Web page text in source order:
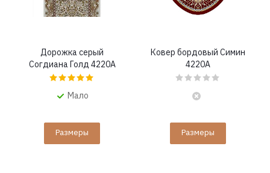
Дорожка серый
Согдиана Голд 4220A
Мало
Размеры
Ковер бордовый Симин
4220A
Размеры